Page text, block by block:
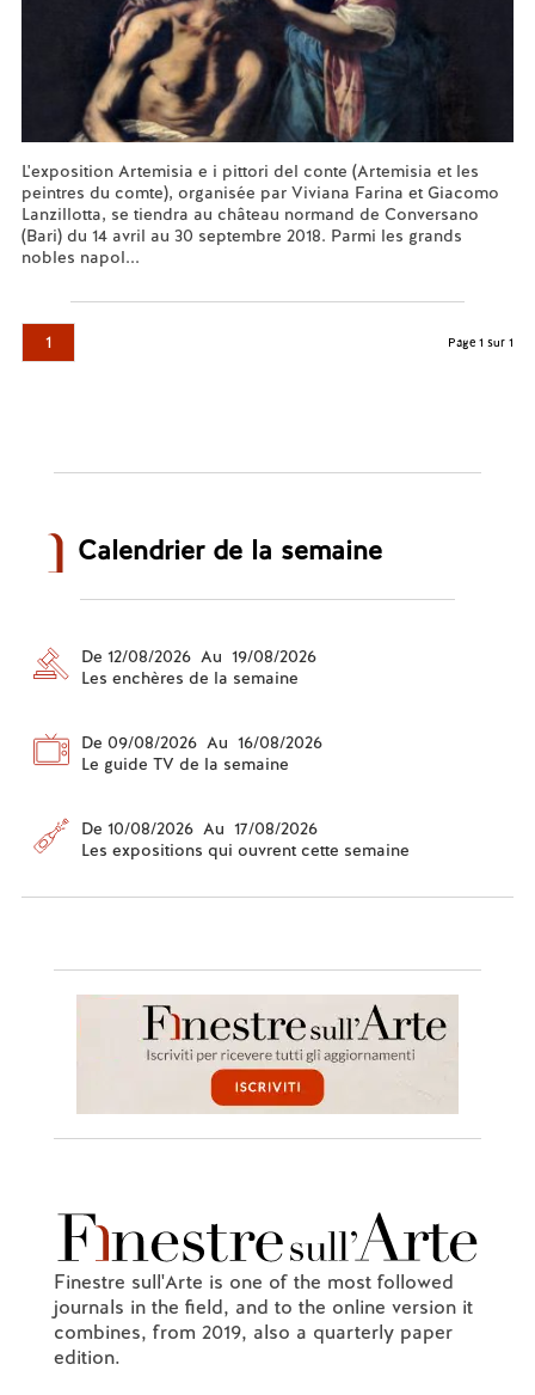
L'exposition Artemisia e i pittori del conte (Artemisia et les
peintres du comte), organisée par Viviana Farina et Giacomo
Lanzillotta, se tiendra au château normand de Conversano
(Bari) du 14 avril au 30 septembre 2018. Parmi les grands
nobles napol...
1 Page 1 sur 1
Calendrier de la semaine
De 12/08/2026 Au 19/08/2026
Les enchères de la semaine
De 09/08/2026 Au 16/08/2026
Le guide TV de la semaine
De 10/08/2026 Au 17/08/2026
Les expositions qui ouvrent cette semaine
Finestre sull'Arte is one of the most followed
journals in the field, and to the online version it
combines, from 2019, also a quarterly paper
edition.